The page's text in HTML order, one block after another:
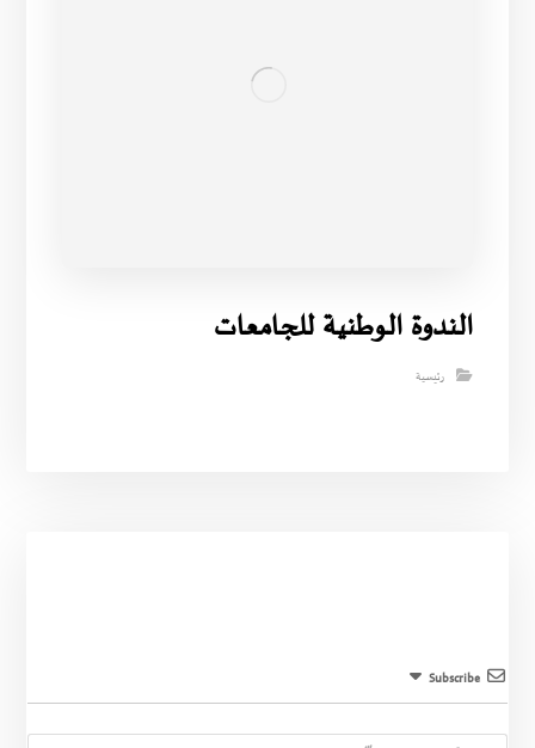
الندوة الوطنية للجامعات
رئيسية
Subscribe